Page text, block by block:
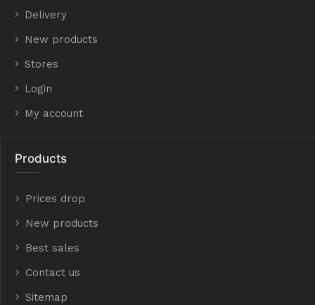
Delivery
New products
Stores
Login
My account
Products
Prices drop
New products
Best sales
Contact us
Sitemap